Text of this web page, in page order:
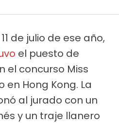
de julio de ese año,
el puesto de
el concurso Miss
en Hong Kong. La
al jurado con un
y un traje llanero